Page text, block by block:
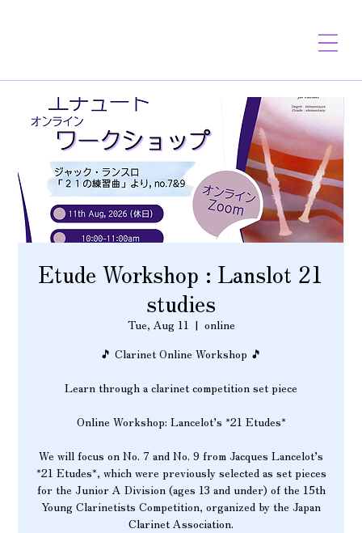
Etude Workshop : Lanslot 21
studies
Tue, Aug 11
  |
online
🎵 Clarinet Online Workshop 🎵
Learn through a clarinet competition set piece
Online Workshop: Lancelot’s *21 Etudes*
We will focus on No. 7 and No. 9 from Jacques Lancelot’s
*21 Etudes*, which were previously selected as set pieces
for the Junior A Division (ages 13 and under) of the 15th
Young Clarinetists Competition, organized by the Japan
Clarinet Association.